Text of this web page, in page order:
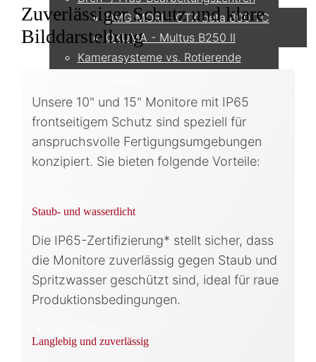
DMG MORI - CTX beta 800 TC
OKUMA - Multus B250 II
Kamerasysteme vs. Rotierende
Service
Downloads
Kontakt
Zuverlässiger Schutz und klare
Bilddarstellung
Unsere 10" und 15" Monitore mit IP65
frontseitigem Schutz sind speziell für
anspruchsvolle Fertigungsumgebungen
konzipiert. Sie bieten folgende Vorteile:
Staub- und wasserdicht
Die IP65-Zertifizierung* stellt sicher, dass
die Monitore zuverlässig gegen Staub und
Spritzwasser geschützt sind, ideal für raue
Produktionsbedingungen.
Langlebig und zuverlässig